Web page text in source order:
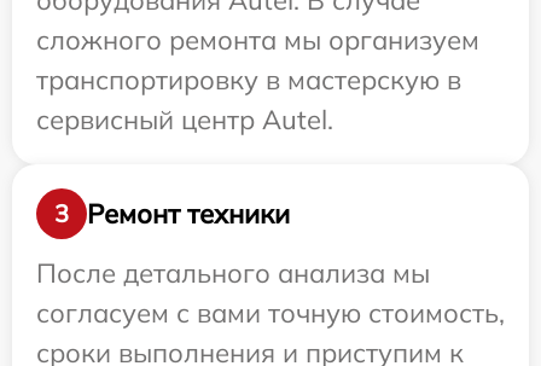
сложного ремонта мы организуем
транспортировку в мастерскую в
сервисный центр Autel.
3
Ремонт техники
После детального анализа мы
согласуем с вами точную стоимость,
сроки выполнения и приступим к